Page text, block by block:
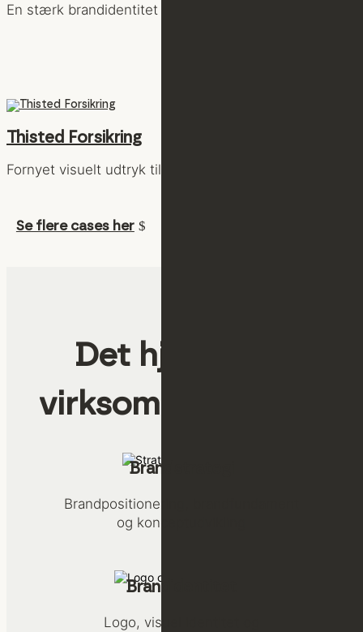
En stærk brandidentitet – et strategisk valg
Thisted Forsikring
Fornyet visuelt udtryk til et traditionsrigt selskab
Se flere cases her
Det hjælper vi
virksomheder med
Brandstrategi
Brandpositionering, brandfundament
og konceptudvikling
Brandidentitet
Logo, visuel identitet og